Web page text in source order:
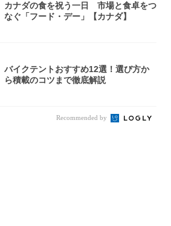
カナダの食を祝う一日 市場と食卓をつ
なぐ「フード・デー」【カナダ】
バイクテントおすすめ12選！選び方か
ら積載のコツまで徹底解説
Recommended by